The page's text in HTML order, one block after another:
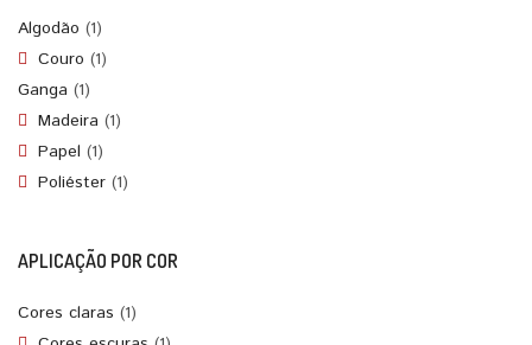
Algodão (1)
Couro (1)
Ganga (1)
Madeira (1)
Papel (1)
Poliéster (1)
APLICAÇÃO POR COR
Cores claras (1)